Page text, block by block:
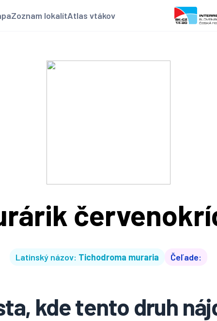
Zoznam lokalítAtlas vtákov
Latinský názov: Tichodroma muraria Čeľade:
kde tento druh